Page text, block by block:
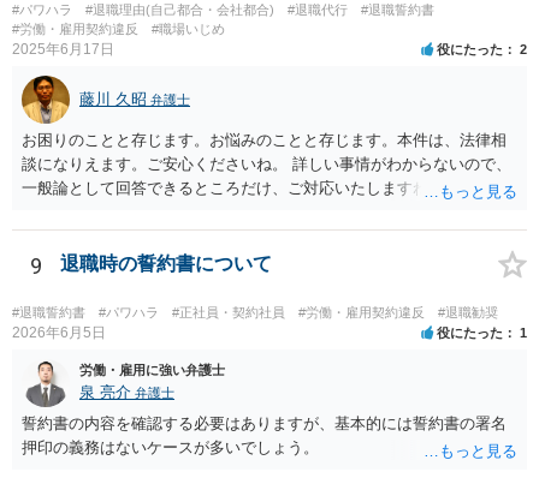
#パワハラ #退職理由(自己都合・会社都合) #退職代行
#退職誓約書
#労働・雇用契約違反
#職場いじめ
2025年6月17日 役にたった 2
藤川 久昭 弁護士
お困りのことと存じます。お悩みのことと存じます。本件は、法律相
談になりえます。ご安心くださいね。 詳しい事情がわからないので、
一般論として回答できるところだけ、ご対応いたしますね。 １ 期間
です（もめますので避けたいところですが）。 ２ 期間雇用の場合は
「やむをえない事由」が必要です。なければ損害賠償の対象となりえ
ます。ただ、実際は即時退職も不可能ではないです（同じく、もめる
ので避けたいところですが・・・）。 ３ 職場のパワーハラスメント
とは、同じ職場で働く者に対し、職務上の地位や人間関係などの職場
痛を与える又は職場環境を悪化させる行為をいいます。本件の言動
が、これらに該当するかどうか、証拠に基づいて、子細な分析と慎重
な対応が必要です。客観的証拠が不可欠です。 ４ 退職後の競業避止
義務については、合意についてすべての効力が発生するわけではない
9 退職時の誓約書について
#退職誓約書 #パワハラ #正社員・契約社員 #労働・雇用契約違反 #退職勧奨
2026年6月5日 役にたった 1
労働・雇用に強い弁護士
泉 亮介 弁護士
誓約書の内容を確認する必要はありますが、基本的には誓約書の署名
押印の義務はないケースが多いでしょう。